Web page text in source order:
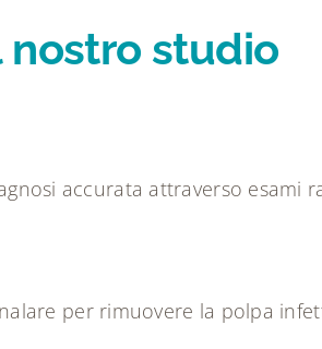
studio
accurata attraverso esami
per rimuovere la polpa